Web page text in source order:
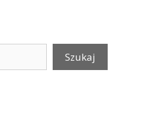
Szukaj